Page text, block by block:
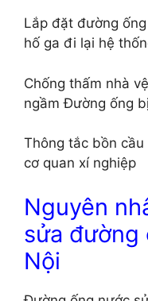
Lắp đặt đường
hố ga đi lại hệ
Chống thấm nhà
ngầm Đường ống
Thông tắc bồn
cơ quan xí nghiệp
Nguyên
sửa đường
Nội